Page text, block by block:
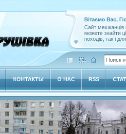
Вітаємо Вас,
Сайт мешканців
можете знайти
походів, так і
КОНТАКТЫ О НАС RSS